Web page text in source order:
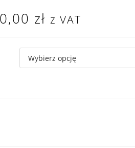
zł z VAT